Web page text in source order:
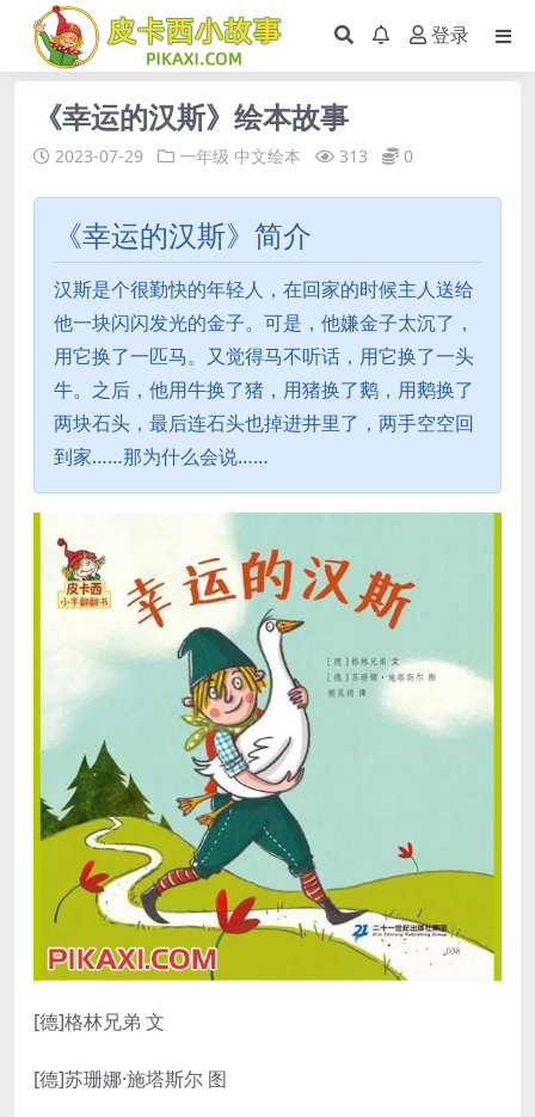
登录
《幸运的汉斯》绘本故事
2023-07-29 一年级 中文绘本 313 0
《幸运的汉斯》简介
汉斯是个很勤快的年轻人，在回家的时候主人送给
他一块闪闪发光的金子。可是，他嫌金子太沉了，
用它换了一匹马。又觉得马不听话，用它换了一头
牛。之后，他用牛换了猪，用猪换了鹅，用鹅换了
两块石头，最后连石头也掉进井里了，两手空空回
到家……那为什么会说……
[德]格林兄弟 文
[德]苏珊娜·施塔斯尔 图